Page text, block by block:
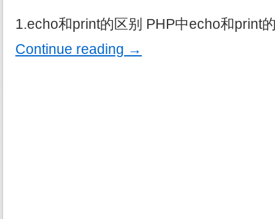
1.echo和print的区别 PHP中echo和print
Continue reading →